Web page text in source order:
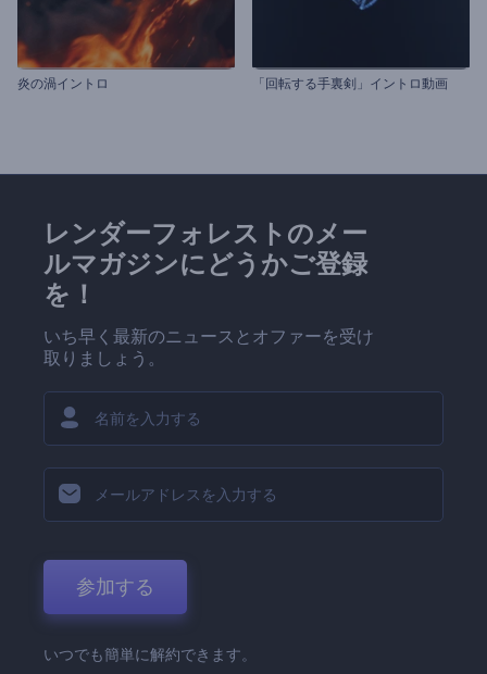
炎の渦イントロ 「回転する手裏剣」イントロ動画
レンダーフォレストのメー
ルマガジンにどうかご登録
を！
いち早く最新のニュースとオファーを受け
取りましょう。
参加する
いつでも簡単に解約できます。